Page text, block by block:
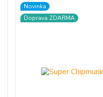
Novinka
Doprava ZDARMA